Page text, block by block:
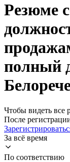
Резюме
полный
Чтобы видеть все
После
За всё время
По соответствию